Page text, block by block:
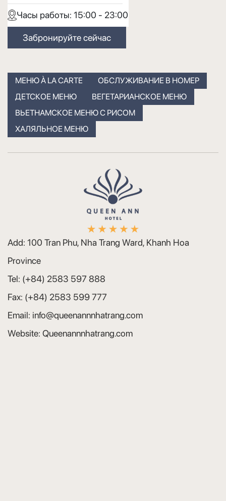
Забронируйте сейчас
Часы работы: 15:00 - 23:00
МЕНЮ À LA CARTE
ОБСЛУЖИВАНИЕ В НОМЕР
ДЕТСКОЕ МЕНЮ
ВЕГЕТАРИАНСКОЕ МЕНЮ
ВЬЕТНАМСКОЕ МЕНЮ С РИСОМ
ХАЛЯЛЬНОЕ МЕНЮ
Add: 100 Tran Phu, Nha Trang Ward, Khanh Hoa
Province
Tel: (+84) 2583 597 888
Fax: (+84) 2583 599 777
Email: info@queenannnhatrang.com
Website: Queenannnhatrang.com